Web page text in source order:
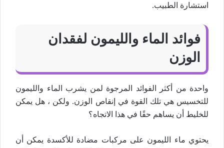
استشارة الطبيب.
فوائد الماء والليمون لفقدان
الوزن
واحدة من أكثر الفوائد المرجوة لمن يشرب الماء والليمون
للتخسيس هي تلك القوة في إنقاص الوزن. ولكن ، هل يمكن
للخليط أن يساهم حقًا في هذا الاتجاه؟
يحتوي ماء الليمون على مركبات مضادة للأكسدة يمكن أن